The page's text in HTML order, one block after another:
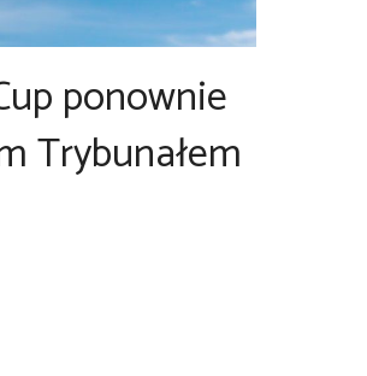
ponownie
Trybunałem